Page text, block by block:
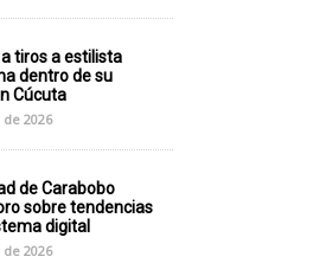
tiros a estilista
dentro de su
Cúcuta
2026
de Carabobo
sobre tendencias
digital
2026